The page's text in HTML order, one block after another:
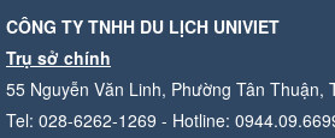
CÔNG TY TNHH DU LỊCH UNIVIET
Trụ sở chính
55 Nguyễn Văn Linh, Phường Tân Thuận,
Tel: 028-6262-1269 - Hotline: